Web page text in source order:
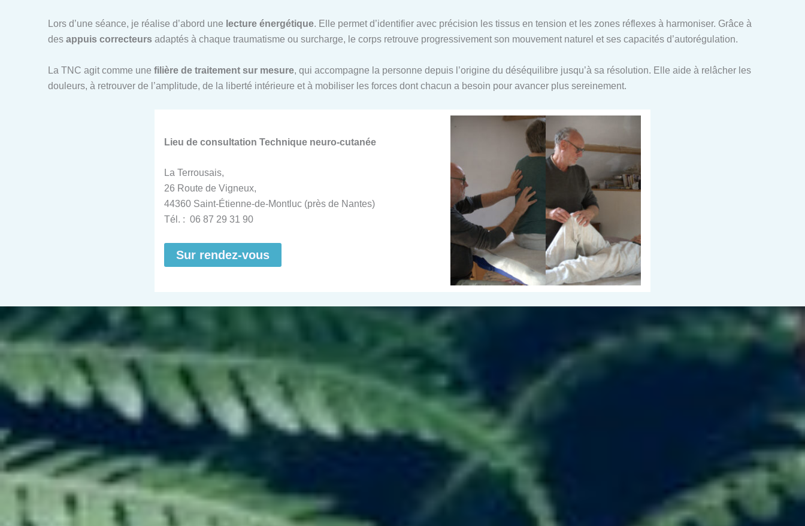
Lors d’une séance, je réalise d’abord une lecture énergétique. Elle permet d’identifier avec précision les tissus en tension et les zones réflexes à harmoniser. Grâce à
des appuis correcteurs adaptés à chaque traumatisme ou surcharge, le corps retrouve progressivement son mouvement naturel et ses capacités d’autorégulation.
La TNC agit comme une filière de traitement sur mesure, qui accompagne la personne depuis l’origine du déséquilibre jusqu’à sa résolution. Elle aide à relâcher les
douleurs, à retrouver de l’amplitude, de la liberté intérieure et à mobiliser les forces dont chacun a besoin pour avancer plus sereinement.
Lieu de consultation Technique neuro-cutanée
La Terrousais,
26 Route de Vigneux,
44360 Saint-Étienne-de-Montluc (près de Nantes)
Tél. : 06 87 29 31 90
Sur rendez-vous